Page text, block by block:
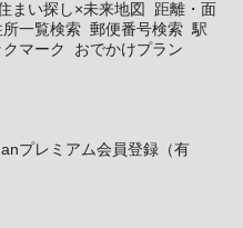
まい探し×未来地図
距離・面
所一覧検索 郵便番号検索 駅
クマーク おでかけプラン
プレミアム会員登録（有